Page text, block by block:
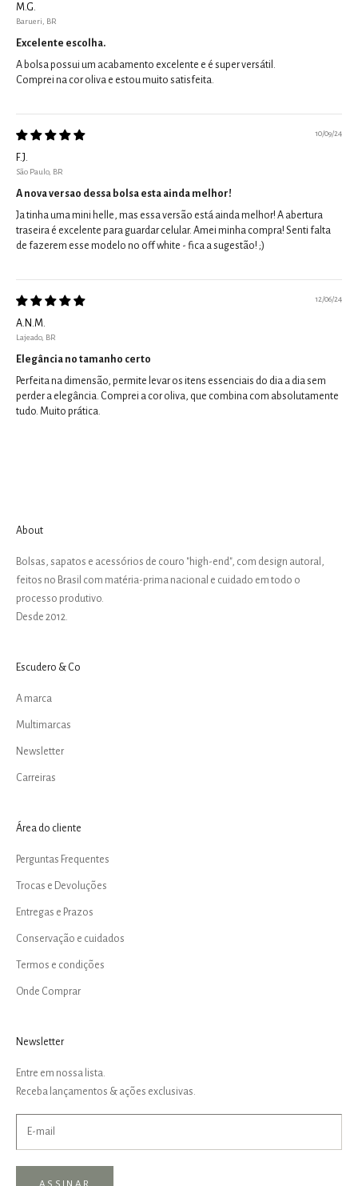
M.G.
Barueri, BR
Excelente escolha.
A bolsa possui um acabamento excelente e é super versátil.
Comprei na cor oliva e estou muito satisfeita.
10/09/24
F.J.
São Paulo, BR
A nova versao dessa bolsa esta ainda melhor!
Ja tinha uma mini helle, mas essa versão está ainda melhor! A abertura
traseira é excelente para guardar celular. Amei minha compra! Senti falta
de fazerem esse modelo no off white - fica a sugestão! ;)
12/06/24
A.N.M.
Lajeado, BR
Elegância no tamanho certo
Perfeita na dimensão, permite levar os itens essenciais do dia a dia sem
perder a elegância. Comprei a cor oliva, que combina com absolutamente
tudo. Muito prática.
About
Bolsas, sapatos e acessórios de couro "high-end", com design autoral,
feitos no Brasil com matéria-prima nacional e cuidado em todo o
processo produtivo.
Desde 2012.
Escudero & Co
A marca
Multimarcas
Newsletter
Carreiras
Área do cliente
Perguntas Frequentes
Trocas e Devoluções
Entregas e Prazos
Conservação e cuidados
Termos e condições
Onde Comprar
Newsletter
Entre em nossa lista.
Receba lançamentos & ações exclusivas.
ASSINAR